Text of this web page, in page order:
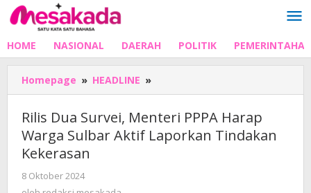
Lewati
ke
HOME NASIONAL DAERAH POLITIK
Homepage » HEADLINE »
Dua
Menteri
PPPA
Rilis Dua Survei, Menteri PPPA Harap
Warga Sulbar Aktif Laporkan Tindakan
Kekerasan
8 Oktober 2024
redaksi